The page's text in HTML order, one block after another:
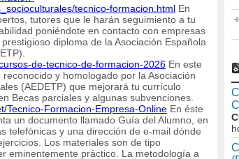
tecnico-formacion.html En
tutores que le harán seguimiento a tu
poniéndote en contacto con empresas
diploma de la Asociación Española
de-tecnico-de-formacion-2026 En este
y homologado por la Asociación
(AEDETP) que mejorará tu currículo
Becas parciales y algunas subvenciones.
Tecnico-Formacion-Empresa-Online En éste
un documento llamado Guía del Alumno, en
telefónicas y una dirección de e-mail dónde
Los materiales son de tipo
eminentemente práctico. La metodología a